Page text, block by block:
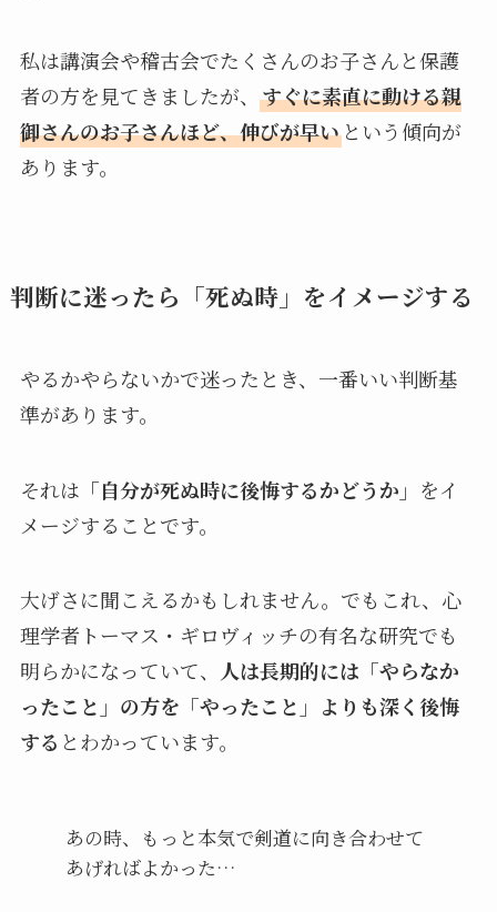
私は講演会や稽古会でたくさんのお子さんと保護
者の方を見てきましたが、 すぐに素直に動ける親
御さんのお子さんほど、伸びが早いという傾向が
あります。
判断に迷ったら「死ぬ時」をイメージする
やるかやらないかで迷ったとき、一番いい判断基
準があります。
それは 「自分が死ぬ時に後悔するかどうか」 をイ
メージすることです。
大げさに聞こえるかもしれません。でもこれ、心
理学者トーマス・ギロヴィッチの有名な研究でも
明らかになっていて、 人は長期的には「やらなか
ったこと」の方を「やったこと」よりも深く後悔
する とわかっています。
あの時、もっと本気で剣道に向き合わせて
あげればよかった…